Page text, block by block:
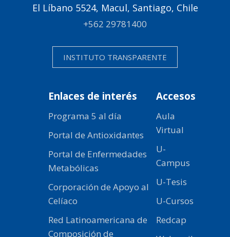
El Líbano 5524, Macul, Santiago, Chile
+562 29781400
INSTITUTO TRANSPARENTE
Enlaces de interés
Programa 5 al día
Portal de Antioxidantes
Portal de Enfermedades
Metabólicas
Corporación de Apoyo al
Celíaco
Red Latinoamericana de
Composición de
Accesos
Aula
Virtual
U-
Campus
U-Tesis
U-Cursos
Redcap